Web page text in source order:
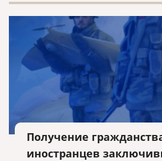
Получение
иностранцев